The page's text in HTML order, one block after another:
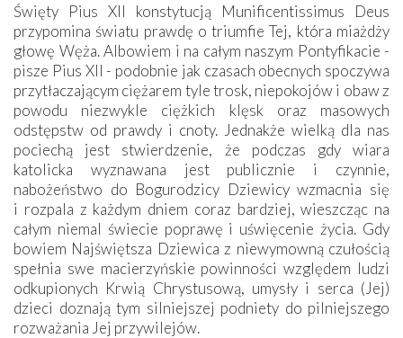
Święty Pius XII konstytucją Munificentissimus Deus
przypomina światu prawdę o triumfie Tej, która miażdży
głowę Węża. Albowiem i na całym naszym Pontyfikacie -
pisze Pius XII - podobnie jak czasach obecnych spoczywa
przytłaczającym ciężarem tyle trosk, niepokojów i obaw z
powodu niezwykle ciężkich klęsk oraz masowych
odstępstw od prawdy i cnoty. Jednakże wielką dla nas
pociechą jest stwierdzenie, że podczas gdy wiara
katolicka wyznawana jest publicznie i czynnie,
nabożeństwo do Bogurodzicy Dziewicy wzmacnia się
i rozpala z każdym dniem coraz bardziej, wieszcząc na
całym niemal świecie poprawę i uświęcenie życia. Gdy
bowiem Najświętsza Dziewica z niewymowną czułością
spełnia swe macierzyńskie powinności względem ludzi
odkupionych Krwią Chrystusową, umysły i serca (Jej)
dzieci doznają tym silniejszej podniety do pilniejszego
rozważania Jej przywilejów.